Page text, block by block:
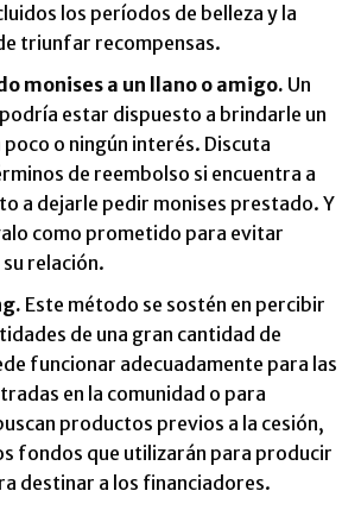
los períodos de belleza y la
triunfar recompensas.
monises a un llano o amigo. Un
podría estar dispuesto a brindarle un
o ningún interés. Discuta
de reembolso si encuentra a
a dejarle pedir monises prestado. Y
como prometido para evitar
relación.
Este método se sostén en percibir
de una gran cantidad de
funcionar adecuadamente para las
en la comunidad o para
productos previos a la cesión,
fondos que utilizarán para producir
destinar a los financiadores.